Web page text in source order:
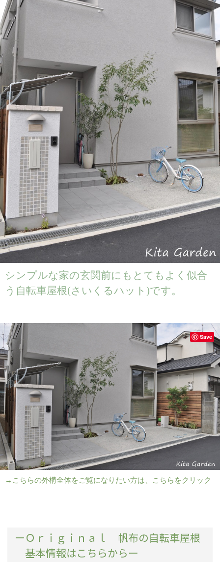
シンプルな家の玄関前にもとてもよく似合
う自転車屋根(さいくるハット)です。
→こちらの外構全体をご覧になりたい方は、こちらをクリック
Save
ーＯｒｉｇｉｎａｌ 帆布の自転車屋根
基本情報はこちらからー